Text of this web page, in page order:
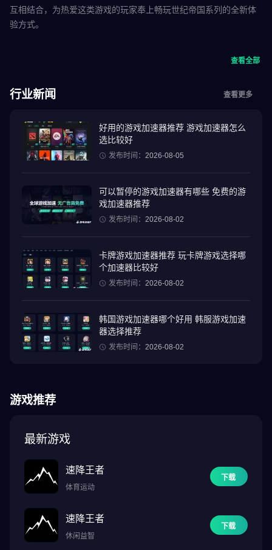
互相结合，为热爱这类游戏的玩家奉上畅玩世纪帝国系列的全新体
验方式。
时操作，感受震撼的视觉效果，与传奇历史英雄并肩作战。领导你
的帝国，集结世界各地的盟友，再现昔日荣耀。现在就踏上前所未
有的征服之旅吧！
【体验全新世纪帝国】世纪帝国系列的经典元素与手游的全新独特
【驰骋沉浸式大战场】战场，不再是一个座标，而是真正的中世纪
立体巨型城池。精准制定战略，拆除守方防御箭塔，攻破关键城
门，占领核心建筑。浩大的联盟对战场面、全球玩家千人同画面即
时操作的竞技快感、千变万化的战局、可互动的立体城池，在手机
上为你还原最真实的中世纪大战场体验。
兵种。登场的文明众多，加上高解析度的画质与丰富细腻的场景，
【巧用拟真天气与地形】探索并征服广阔、生动又真实的中世纪世
界，感受随季节变化又难以预测的天气。各种天气状况与地形都将
影响你的战略决策。暴雨和干旱会改变地面的景观，影响行军速
度。闪电则会对军队和建筑物造成伤害，而浓雾会阻碍视线，让你
提升你的战斗效率！
查看全部
行业新闻 查看更多
好用的游戏加速器推荐 游戏加速器怎么
选比较好
发布时间： 2026-08-05
可以暂停的游戏加速器有哪些 免费的游
戏加速器推荐
发布时间： 2026-08-02
卡牌游戏加速器推荐 玩卡牌游戏选择哪
个加速器比较好
发布时间： 2026-08-02
韩国游戏加速器哪个好用 韩服游戏加速
器选择推荐
发布时间： 2026-08-02
游戏推荐
最新游戏
速降王者
体育运动
下载
速降王者
休闲益智
下载